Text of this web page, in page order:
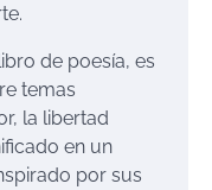
de poesía, es
temas
la libertad
en un
por sus